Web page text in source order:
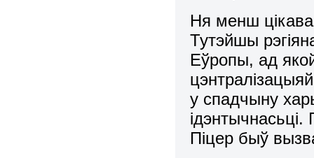
Ня менш
Тутэйшы
Еўропы, ад
у спадчыну
ідэнтычнасьці.
Піцер быў